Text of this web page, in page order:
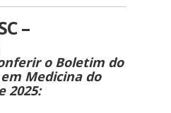
–
o Boletim do
Medicina do
2025: